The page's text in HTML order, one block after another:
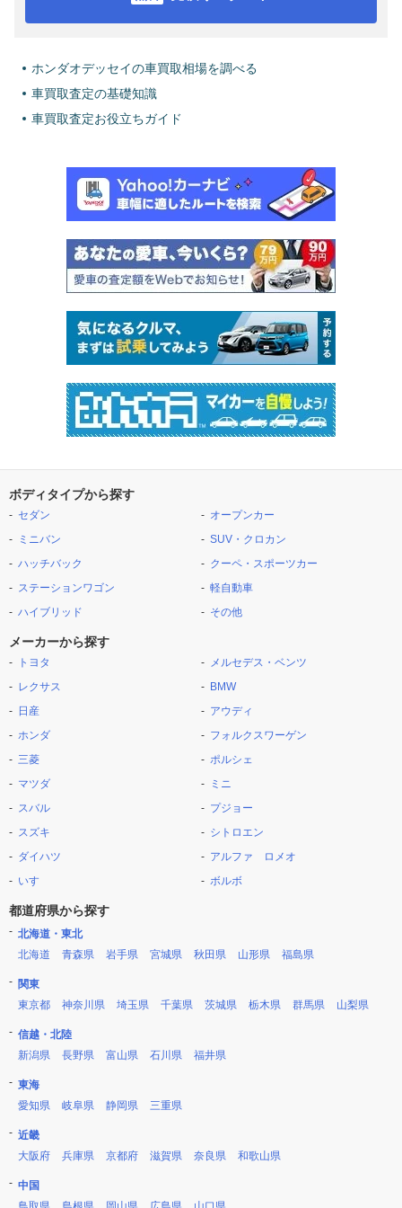
ホンダオデッセイの車買取相場を調べる
車買取査定の基礎知識
車買取査定お役立ちガイド
ボディタイプから探す
セダン
ミニバン
ハッチバック
ステーションワゴン
ハイブリッド
オープンカー
SUV・クロカン
クーペ・スポーツカー
軽自動車
その他
メーカーから探す
トヨタ
レクサス
日産
ホンダ
三菱
マツダ
スバル
スズキ
ダイハツ
いすゞ
メルセデス・ベンツ
BMW
アウディ
フォルクスワーゲン
ポルシェ
ミニ
プジョー
シトロエン
アルファ ロメオ
ボルボ
都道府県から探す
北海道・東北
北海道
青森県 岩手県 宮城県 秋田県 山形県 福島県
関東
東京都
神奈川県 埼玉県 千葉県 茨城県 栃木県 群馬県 山梨県
信越・北陸
新潟県
長野県 富山県 石川県 福井県
東海
愛知県
岐阜県 静岡県 三重県
近畿
大阪府
兵庫県 京都府 滋賀県 奈良県 和歌山県
中国